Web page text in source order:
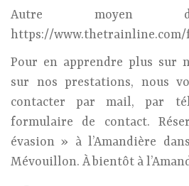
Autre moyen
https://
Pour en apprendre plus sur
sur nos prestations, nous
contacter par mail, par
formulaire de contact.
évasion » à l’Amandière
Mévouillon. À bientôt à